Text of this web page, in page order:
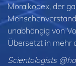
Moralkodex, der
unabhängig von
Übersetzt in mehr
Scientologists